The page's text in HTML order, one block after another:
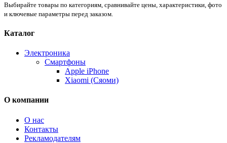
Выбирайте товары по категориям, сравнивайте цены, характеристики, фото
и ключевые параметры перед заказом.
Каталог
Электроника
Смартфоны
Apple iPhone
Xiaomi (Сяоми)
О компании
О нас
Контакты
Рекламодателям